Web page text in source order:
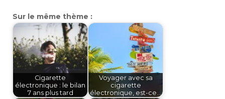
Sur le même thème :
Cigarette
électronique : le bilan
7 ans plus tard
Voyager avec sa
cigarette
électronique, est-ce…